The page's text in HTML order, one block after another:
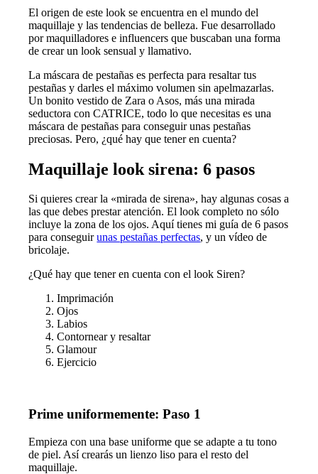
El origen de este look se encuentra en el mundo del
maquillaje y las tendencias de belleza. Fue desarrollado
por maquilladores e influencers que buscaban una forma
de crear un look sensual y llamativo.
La máscara de pestañas es perfecta para resaltar tus
pestañas y darles el máximo volumen sin apelmazarlas.
Un bonito vestido de Zara o Asos, más una mirada
seductora con CATRICE, todo lo que necesitas es una
máscara de pestañas para conseguir unas pestañas
preciosas. Pero, ¿qué hay que tener en cuenta?
Maquillaje look sirena: 6 pasos
Si quieres crear la «mirada de sirena», hay algunas cosas a
las que debes prestar atención. El look completo no sólo
incluye la zona de los ojos. Aquí tienes mi guía de 6 pasos
para conseguirunas pestañas perfectas, y un vídeo de
bricolaje.
¿Qué hay que tener en cuenta con el look Siren?
Imprimación
Ojos
Labios
Contornear y resaltar
Glamour
Ejercicio
Prime uniformemente: Paso 1
Empieza con una base uniforme que se adapte a tu tono
de piel. Así crearás un lienzo liso para el resto del
maquillaje.